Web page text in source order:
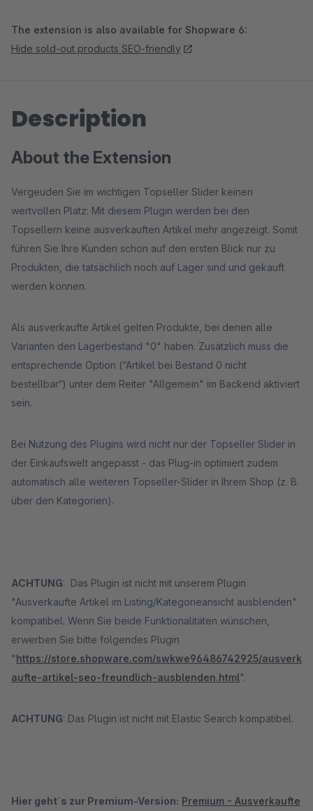
The extension is also available for Shopware 6:
Hide sold-out products SEO-friendly
Description
About the Extension
Vergeuden Sie im wichtigen Topseller Slider keinen
wertvollen Platz: Mit diesem Plugin werden bei den
Topsellern keine ausverkauften Artikel mehr angezeigt. Somit
führen Sie Ihre Kunden schon auf den ersten Blick nur zu
Produkten, die tatsächlich noch auf Lager sind und gekauft
werden können.
Als ausverkaufte Artikel gelten Produkte, bei denen alle
Varianten den Lagerbestand "0" haben. Zusätzlich muss die
entsprechende Option (“Artikel bei Bestand 0 nicht
bestellbar“) unter dem Reiter "Allgemein" im Backend aktiviert
sein.
Bei Nutzung des Plugins wird nicht nur der Topseller Slider in
der Einkaufswelt angepasst - das Plug-in optimiert zudem
automatisch alle weiteren Topseller-Slider in Ihrem Shop (z. B.
über den Kategorien).
ACHTUNG: Das Plugin ist nicht mit unserem Plugin
"Ausverkaufte Artikel im Listing/Kategorieansicht ausblenden"
kompatibel. Wenn Sie beide Funktionalitäten wünschen,
erwerben Sie bitte folgendes Plugin
"https://store.shopware.com/swkwe96486742925/ausverk
aufte-artikel-seo-freundlich-ausblenden.html".
ACHTUNG: Das Plugin ist nicht mit Elastic Search kompatibel.
Hier geht´s zur Premium-Version: Premium - Ausverkaufte